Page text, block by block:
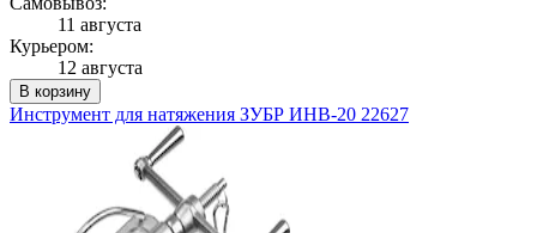
11 августа
Курьером:
12 августа
В корзину
Инструмент для натяжения ЗУБР ИНВ-20 22627